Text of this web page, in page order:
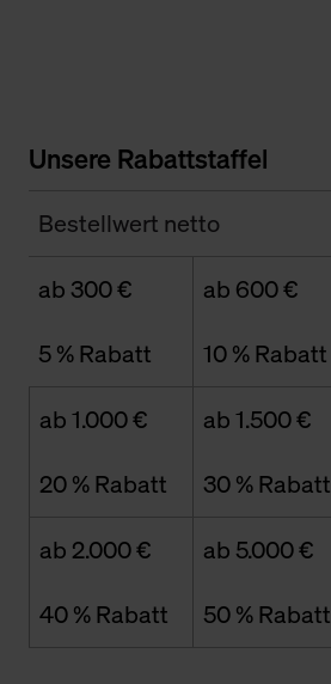
Unsere Rabattstaffel
Bestellwert netto
ab 300 €
5 % Rabatt
ab 600 €
10 % Rabatt
ab 1.000 €
20 % Rabatt
ab 1.500 €
30 % Rabatt
ab 2.000 €
40 % Rabatt
ab 5.000 €
50 % Rabatt